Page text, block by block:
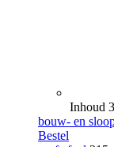
Inhoud
bouw- en
Bestel